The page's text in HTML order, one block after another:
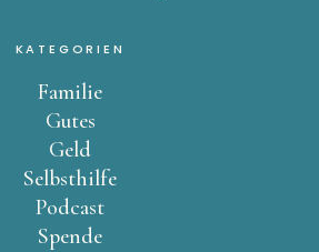
KATEGORIEN
Familie
Gutes
Geld
Selbsthilfe
Podcast
Spende